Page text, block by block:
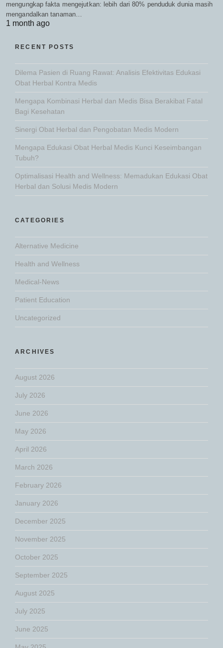
mengungkap fakta mengejutkan: lebih dari 80% penduduk dunia masih
mengandalkan tanaman…
1 month ago
RECENT POSTS
Dilema Pasien di Ruang Rawat: Analisis Efektivitas Edukasi
Obat Herbal Kontra Medis
Mengapa Kombinasi Herbal dan Medis Bisa Berakibat Fatal
Bagi Kesehatan
Sinergi Obat Herbal dan Pengobatan Medis Modern
Mengapa Edukasi Obat Herbal Medis Kunci Keseimbangan
Tubuh?
Optimalisasi Health and Wellness: Memadukan Edukasi Obat
Herbal dan Solusi Medis Modern
CATEGORIES
Alternative Medicine
Health and Wellness
Medical-News
Patient Education
Uncategorized
ARCHIVES
August 2026
July 2026
June 2026
May 2026
April 2026
March 2026
February 2026
January 2026
December 2025
November 2025
October 2025
September 2025
August 2025
July 2025
June 2025